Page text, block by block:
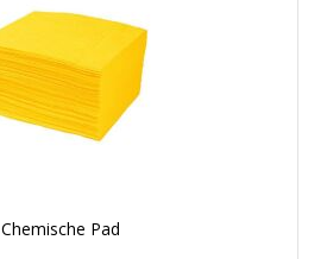
Chemische Pad